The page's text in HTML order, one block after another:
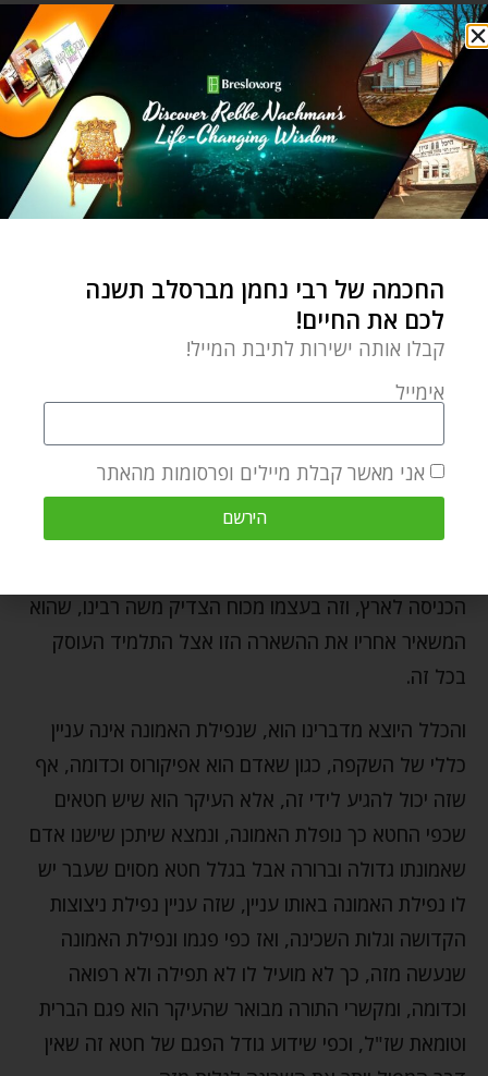
התלמיד כמובא ב"פרפראות לחכמה" – שעניין הרשימו
והדיבורים המשיבים את הנפש שהם האמרות הטהורות, זה
היה עניינו של רבי נתן שעסק בזה מאוד כל חייו להשיב
נפשות על ידי ריבוי הדיבורים שהחיל לו רבינו הקדוש,
והעיקר אחרי הסתלקות רבינו הקדוש.
וזה שמובא כאן ברש"י על הפסוק "וְצַו אֶת יְהוֹשֻׁעַ וְחַזְּקֵהוּ
הָאָרֶץ אֲשֶׁר תִּרְאֶה" (דברים ג כח). אומר על זה רש"י: כי
הוא יעבור – אם יעבור לפניהם ינחלו ואם לאו לא ינחלו. וכן
אתה מוצא כששלח מן העם אל העי והוא ישב ויכו מהם
אנשי העי וגו' ומכיוון שנפל על פניו אמר לו קום לך. קם לך
כתיב אתה הוא העומד במקומך ומשלח את בני למלחמה
למה זה אתה נופל על פניך, לא כך אמרתי למשה רבך אם
הוא עובר עוברין ואם לאו אין עוברין. ע"כ.
מדברי רש"י מובן בצורה חד משמעית, שבלי התלמיד
הכניסה לארץ, וזה בעצמו מכוח הצדיק משה רבינו, שהוא
המשאיר אחריו את ההשארה הזו אצל התלמיד העוסק
בכל זה.
והכלל היוצא מדברינו הוא, שנפילת האמונה אינה עניין
כללי של השקפה, כגון שאדם הוא אפיקורוס וכדומה, אף
שזה יכול להגיע לידי זה, אלא העיקר הוא שיש חטאים
שכפי החטא כך נופלת האמונה, ונמצא שיתכן שישנו אדם
שאמונתו גדולה וברורה אבל בגלל חטא מסוים שעבר יש
לו נפילת האמונה באותו עניין, שזה עניין נפילת ניצוצות
הקדושה וגלות השכינה, ואז כפי פגמו ונפילת האמונה
שנעשה מזה, כך לא מועיל לו לא תפילה ולא רפואה
וכדומה, ומקשרי התורה מבואר שהעיקר הוא פגם הברית
וטומאת שז"ל, וכפי שידוע גודל הפגם של חטא זה שאין
החכמה של רבי נחמן מברסלב תשנה
לכם את החיים!
קבלו אותה ישירות לתיבת המייל!
אימייל
אני מאשר קבלת מיילים ופרסומות מהאתר
הירשם